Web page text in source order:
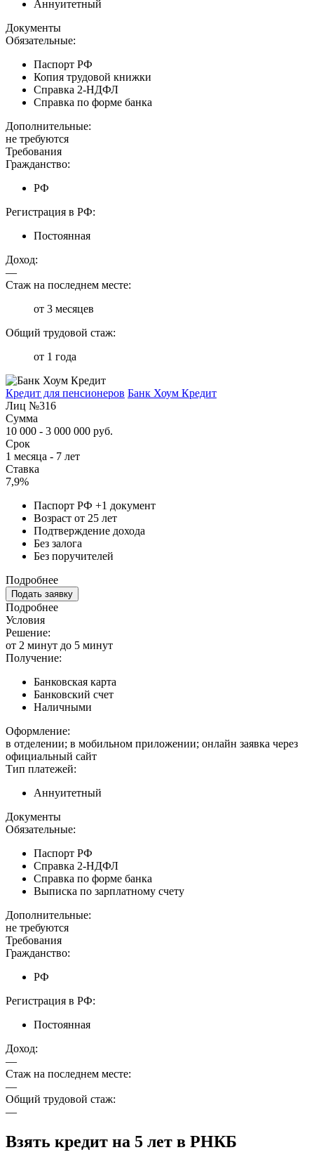
Аннуитетный
Документы
Обязательные:
Паспорт РФ
Копия трудовой книжки
Справка 2-НДФЛ
Справка по форме банка
Дополнительные:
не требуются
Требования
Гражданство:
РФ
Регистрация в РФ:
Постоянная
Доход:
—
Стаж на последнем месте:
от 3 месяцев
Общий трудовой стаж:
от 1 года
Кредит для пенсионеров Банк Хоум Кредит
Лиц №316
Сумма
10 000 - 3 000 000 руб.
Срок
1 месяца - 7 лет
Ставка
7,9%
Паспорт РФ +1 документ
Возраст от 25 лет
Подтверждение дохода
Без залога
Без поручителей
Подробнее
Подать заявку
Подробнее
Условия
Решение:
от 2 минут до 5 минут
Получение:
Банковская карта
Банковский счет
Наличными
Оформление:
в отделении; в мобильном приложении; онлайн заявка через
официальный сайт
Тип платежей:
Аннуитетный
Документы
Обязательные:
Паспорт РФ
Справка 2-НДФЛ
Справка по форме банка
Выписка по зарплатному счету
Дополнительные:
не требуются
Требования
Гражданство:
РФ
Регистрация в РФ:
Постоянная
Доход:
—
Стаж на последнем месте:
—
Общий трудовой стаж:
—
Взять кредит на 5 лет в РНКБ